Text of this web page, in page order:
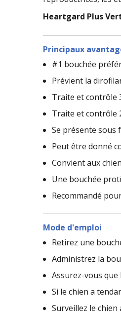
Heartgard Plus
Principaux
#1 bouchée
Prévient la
Traite et contrôle
Traite et contrôle
Se présente
Peut être donné
Convient aux
Une bouchée
Recommandé
Mode d'emploi
Retirez une
Administrez la
Assurez-vous
Si le chien a
Surveillez le